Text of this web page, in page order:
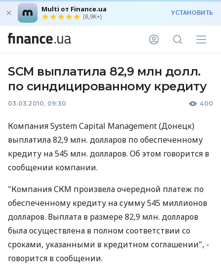
Multi от Finance.ua
(8,9K+) УСТАНОВИТЬ
SCM выплатила 82,9 млн долл.
по синдицированному кредиту
03.03.2010, 09:30 400
Компания System Capital Management (Донецк)
выплатила 82,9 млн. долларов по обеспеченному
кредиту на 545 млн. долларов. Об этом говорится в
сообщении компании.
"Компания СКМ произвела очередной платеж по
обеспеченному кредиту на сумму 545 миллионов
долларов. Выплата в размере 82,9 млн. долларов
была осуществлена в полном соответствии со
сроками, указанными в кредитном соглашении", -
говорится в сообщении.